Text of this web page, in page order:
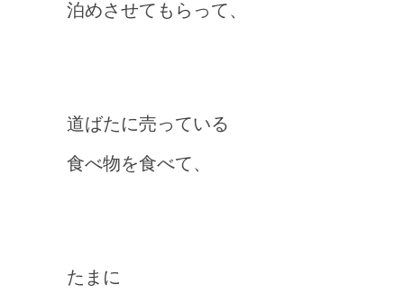
泊めさせてもらって、
道ばたに売っている
食べ物を食べて、
たまに